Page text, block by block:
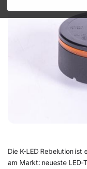
Die K-LED Rebelution
am Markt: neueste LED-